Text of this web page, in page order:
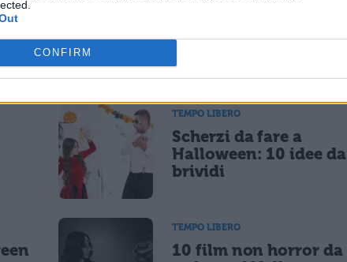
CONFIRM
La tua email sarà utilizzata per comunicarti se qualcuno risponde al tuo commento e non sarà pubblicata. Dichiari di avere preso visione e di accettare quanto previsto dalla
un cookie salvi i tuoi dati (nome, email) per il prossimo commento.
di marketing diretto con modalità automatizzate o tradizionali
TEMPO LIBERO
Scherzi da fare a
Halloween: 10 idee da
brividi
TEMPO LIBERO
10 film non horror da